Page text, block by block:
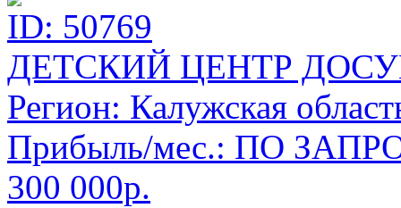
ID: 50769
ДЕТСКИЙ ЦЕНТР
Регион: Калужская
Прибыль/мес.: ПО
300 000р.